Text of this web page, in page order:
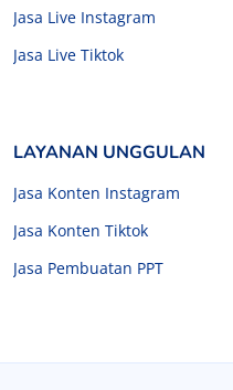
Jasa Live Instagram
Jasa Live Tiktok
LAYANAN UNGGULAN
Jasa Konten Instagram
Jasa Konten Tiktok
Jasa Pembuatan PPT